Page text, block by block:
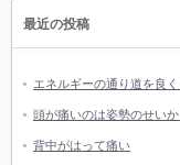
最近の投稿
エネルギーの通り道を良
頭が痛いのは姿勢のせいか
背中がはって痛い